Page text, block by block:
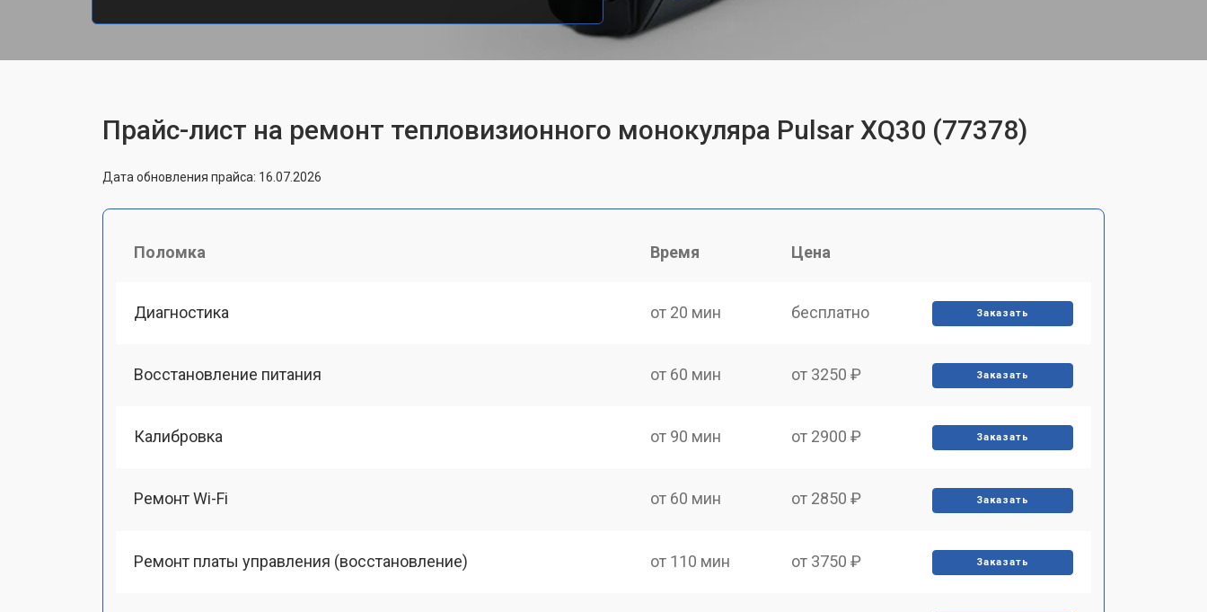
Прайс-лист на ремонт тепловизионного монокуляра Pulsar XQ30 (77378)
Дата обновления прайса: 16.07.2026
Поломка Время Цена
Диагностика от 20 мин бесплатно Заказать
Восстановление питания от 60 мин от 3250 ₽ Заказать
Калибровка от 90 мин от 2900 ₽ Заказать
Ремонт Wi-Fi от 60 мин от 2850 ₽ Заказать
Ремонт платы управления (восстановление) от 110 мин от 3750 ₽ Заказать